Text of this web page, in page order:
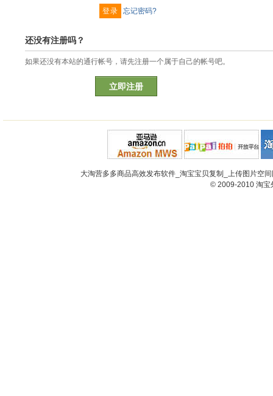
忘记密码?
还没有注册吗？
如果还没有本站的通行帐号，请先注册一个属于自己的帐号吧。
立即注册
大淘营多多商品高效发布软件_淘宝宝贝复制_上传图片空
© 2009-2010 淘宝